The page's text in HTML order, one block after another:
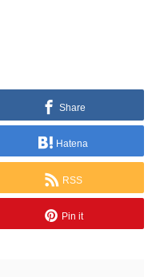
Share
Hatena
RSS
Pin it